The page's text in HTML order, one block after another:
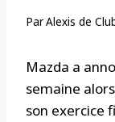
ParAlexis de
Mazda a
semaine
son exercice